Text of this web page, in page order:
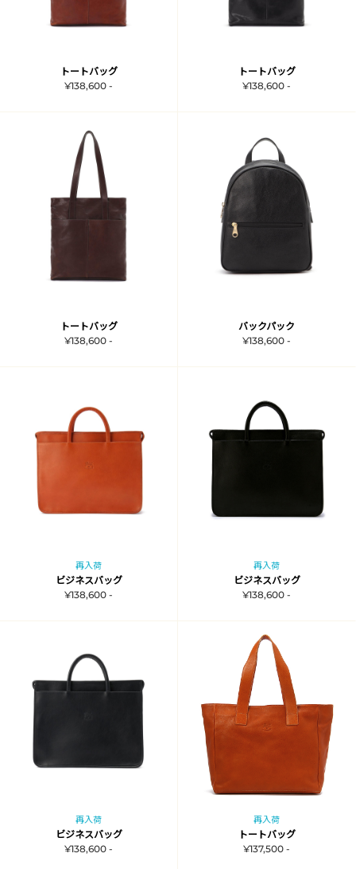
トートバッグ
¥138,600 -
トートバッグ
¥138,600 -
トートバッグ
¥138,600 -
バックパック
¥138,600 -
再入荷
ビジネスバッグ
¥138,600 -
再入荷
ビジネスバッグ
¥138,600 -
再入荷
ビジネスバッグ
¥138,600 -
再入荷
トートバッグ
¥137,500 -